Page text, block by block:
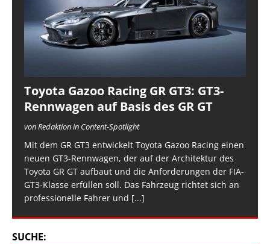
Toyota Gazoo Racing GR GT3: GT3-
Rennwagen auf Basis des GR GT
von Redaktion in Content-Spotlight
Mit dem GR GT3 entwickelt Toyota Gazoo Racing einen
neuen GT3-Rennwagen, der auf der Architektur des
Toyota GR GT aufbaut und die Anforderungen der FIA-
GT3-Klasse erfüllen soll. Das Fahrzeug richtet sich an
professionelle Fahrer und [...]
SUCHE: